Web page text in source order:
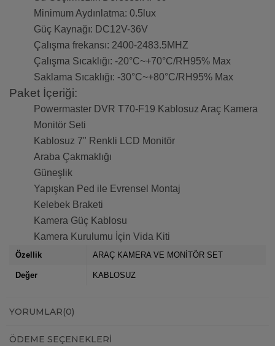
Minimum Aydınlatma: 0.5lux
Güç Kaynağı: DC12V-36V
Çalışma frekansı: 2400-2483.5MHZ
Çalışma Sıcaklığı: -20°C~+70°C/RH95% Max
Saklama Sıcaklığı: -30°C~+80°C/RH95% Max
Paket İçeriği:
Powermaster DVR T70-F19 Kablosuz Araç Kamera
Monitör Seti
Kablosuz 7" Renkli LCD Monitör
Araba Çakmaklığı
Güneşlik
Yapışkan Ped ile Evrensel Montaj
Kelebek Braketi
Kamera Güç Kablosu
Kamera Kurulumu İçin Vida Kiti
Özellik ARAÇ KAMERA VE MONİTÖR SET
Değer KABLOSUZ
YORUMLAR(0)
ÖDEME SEÇENEKLERI